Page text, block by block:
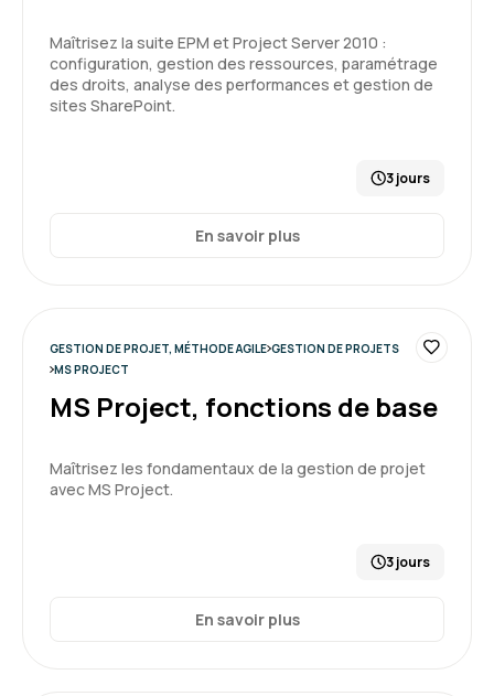
Maîtrisez la suite EPM et Project Server 2010 :
configuration, gestion des ressources, paramétrage
des droits, analyse des performances et gestion de
sites SharePoint.
3 jours
En savoir plus
GESTION DE PROJET, MÉTHODE AGILE GESTION DE PROJETS
MS PROJECT
MS Project, fonctions de base
Maîtrisez les fondamentaux de la gestion de projet
avec MS Project.
3 jours
En savoir plus